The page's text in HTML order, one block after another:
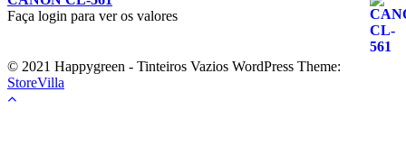
Faça login para ver os valores
© 2021 Happygreen - Tinteiros Vazios WordPress Theme:
StoreVilla